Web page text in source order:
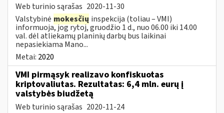
Web turinio sąrašas 2020-11-30
Valstybinė mokesčių inspekcija (toliau – VMI)
informuoja, jog rytoj, gruodžio 1 d., nuo 06.00 iki 14.00
val. dėl atliekamų planinių darbų bus laikinai
nepasiekiama Mano...
Metai: 2020
VMI pirmąsyk realizavo konfiskuotas
kriptovaliutas. Rezultatas: 6,4 mln. eurų į
valstybės biudžetą
Web turinio sąrašas 2020-11-24